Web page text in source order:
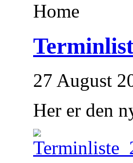
Home
27 August
Her er den